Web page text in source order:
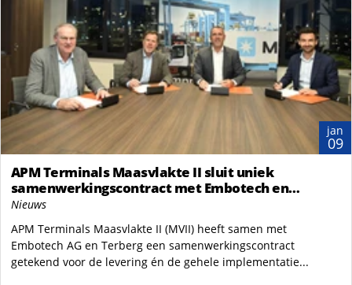
jan
09
APM Terminals Maasvlakte II sluit uniek
samenwerkingscontract met Embotech en
Terberg voor de aanschaf én implementatie van
Nieuws
APM Terminals Maasvlakte II (MVII) heeft samen met
Embotech AG en Terberg een samenwerkingscontract
getekend voor de levering én de gehele implementatie...